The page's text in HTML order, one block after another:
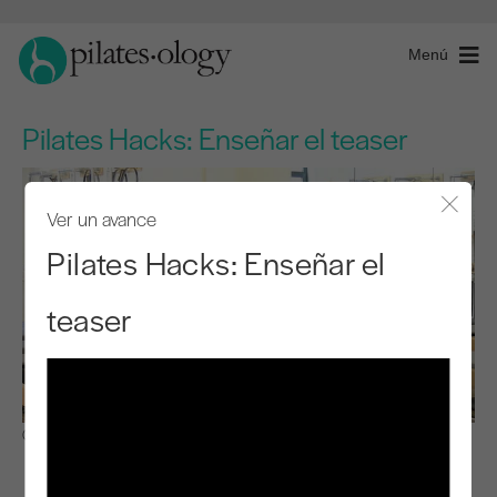
Menú
Pilates Hacks: Enseñar el teaser
Ver un avance
Pilates Hacks: Enseñar el
teaser
Observar y aprender